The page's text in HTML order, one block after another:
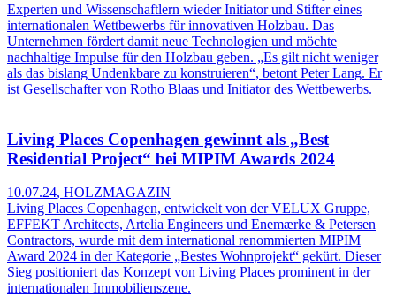
Experten und Wissenschaftlern wieder Initiator und Stifter eines
internationalen Wettbewerbs für innovativen Holzbau. Das
Unternehmen fördert damit neue Technologien und möchte
nachhaltige Impulse für den Holzbau geben. „Es gilt nicht weniger
als das bislang Undenkbare zu konstruieren“, betont Peter Lang. Er
ist Gesellschafter von Rotho Blaas und Initiator des Wettbewerbs.
Living Places Copenhagen gewinnt als „Best
Residential Project“ bei MIPIM Awards 2024
10.07.24, HOLZMAGAZIN
Living Places Copenhagen, entwickelt von der VELUX Gruppe,
EFFEKT Architects, Artelia Engineers und Enemærke & Petersen
Contractors, wurde mit dem international renommierten MIPIM
Award 2024 in der Kategorie „Bestes Wohnprojekt“ gekürt. Dieser
Sieg positioniert das Konzept von Living Places prominent in der
internationalen Immobilienszene.